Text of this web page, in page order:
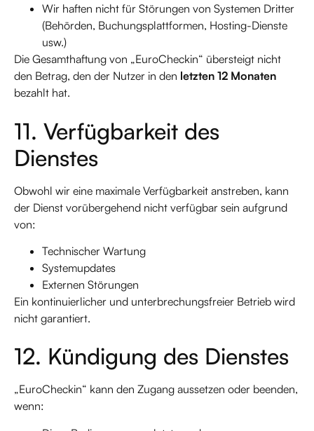
Wir haften nicht für Störungen von Systemen Dritter
(Behörden, Buchungsplattformen, Hosting-Dienste
usw.)
Die Gesamthaftung von „EuroCheckin“ übersteigt nicht
den Betrag, den der Nutzer in den letzten 12 Monaten
bezahlt hat.
11. Verfügbarkeit des
Dienstes
Obwohl wir eine maximale Verfügbarkeit anstreben, kann
der Dienst vorübergehend nicht verfügbar sein aufgrund
von:
Technischer Wartung
Systemupdates
Externen Störungen
Ein kontinuierlicher und unterbrechungsfreier Betrieb wird
nicht garantiert.
12. Kündigung des Dienstes
„EuroCheckin“ kann den Zugang aussetzen oder beenden,
wenn: